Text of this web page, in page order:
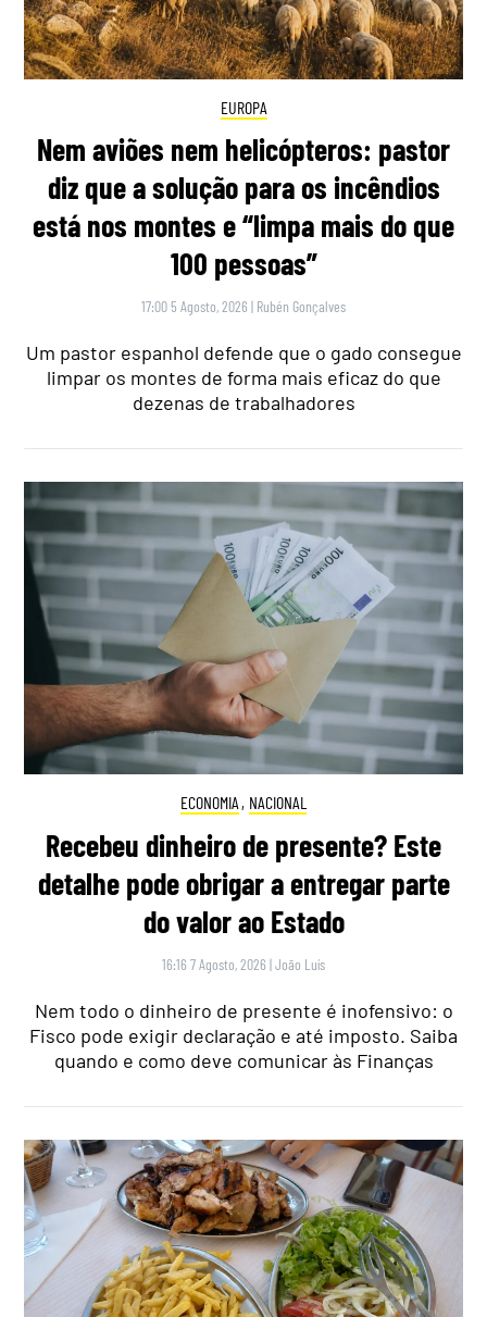
EUROPA
Nem aviões nem helicópteros: pastor
diz que a solução para os incêndios
está nos montes e “limpa mais do que
100 pessoas”
17:00 5 Agosto, 2026 | Rubén Gonçalves
Um pastor espanhol defende que o gado consegue
limpar os montes de forma mais eficaz do que
dezenas de trabalhadores
ECONOMIA , NACIONAL
Recebeu dinheiro de presente? Este
detalhe pode obrigar a entregar parte
do valor ao Estado
16:16 7 Agosto, 2026 |João Luís
Nem todo o dinheiro de presente é inofensivo: o
Fisco pode exigir declaração e até imposto. Saiba
quando e como deve comunicar às Finanças